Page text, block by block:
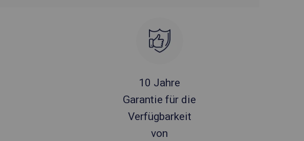
10 Jahre
Garantie für die
Verfügbarkeit
von